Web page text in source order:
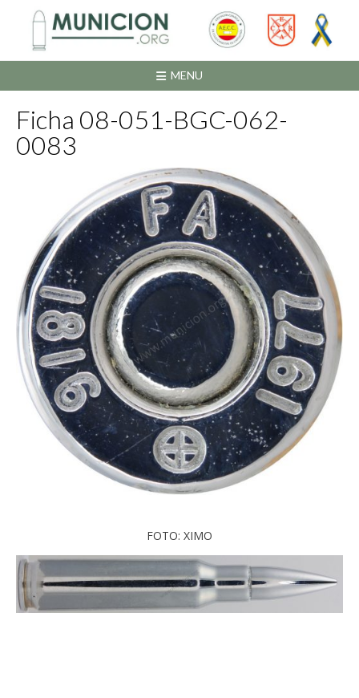
contenido
MENU
Ficha 08-051-BGC-062-
0083
FOTO: XIMO